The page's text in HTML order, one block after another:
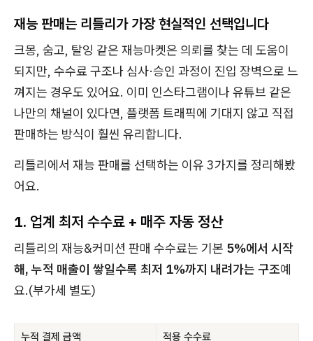
재능 판매는 리틀리가 가장 현실적인 선택입니다
크몽, 숨고, 탈잉 같은 재능마켓은 의뢰를 찾는 데 도움이
되지만, 수수료 구조나 심사·승인 과정이 진입 장벽으로 느
껴지는 경우도 있어요. 이미 인스타그램이나 유튜브 같은
나만의 채널이 있다면, 플랫폼 트래픽에 기대지 않고 직접
판매하는 방식이 훨씬 유리합니다.
리틀리에서 재능 판매를 선택하는 이유 3가지를 정리해봤
어요.
1. 업계 최저 수수료 + 매주 자동 정산
리틀리의 재능&커미션 판매 수수료는 기본 5%에서 시작
해, 누적 매출이 쌓일수록 최저 1%까지 내려가는 구조예
요.(부가세 별도)
누적 결제 금액
적용 수수료